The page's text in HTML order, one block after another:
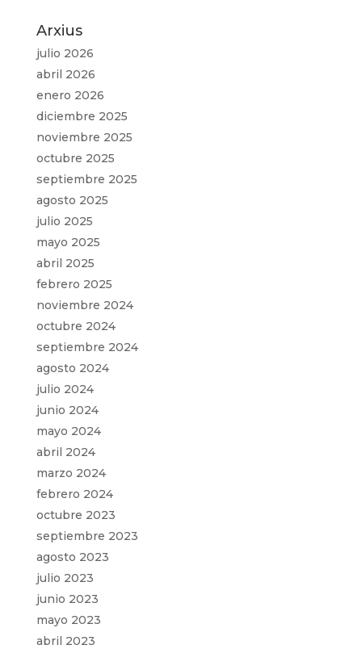
Arxius
julio 2026
abril 2026
enero 2026
diciembre 2025
noviembre 2025
octubre 2025
septiembre 2025
agosto 2025
julio 2025
mayo 2025
abril 2025
febrero 2025
noviembre 2024
octubre 2024
septiembre 2024
agosto 2024
julio 2024
junio 2024
mayo 2024
abril 2024
marzo 2024
febrero 2024
octubre 2023
septiembre 2023
agosto 2023
julio 2023
junio 2023
mayo 2023
abril 2023